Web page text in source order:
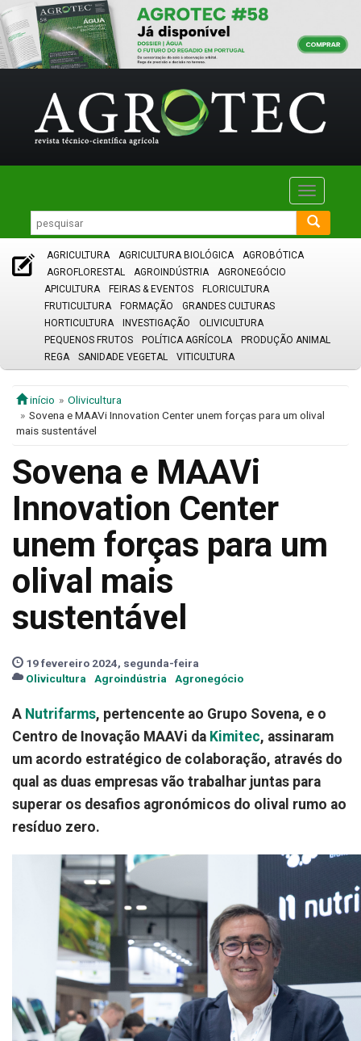
Toggle
AGRICULTURA AGRICULTURA BIOLÓGICA
AGROBÓTICA
AGROFLORESTAL
AGROINDÚSTRIA
AGRONEGÓCIO
APICULTURA
FEIRAS & EVENTOS
FLORICULTURA
FRUTICULTURA
FORMAÇÃO
GRANDES CULTURAS
HORTICULTURA
INVESTIGAÇÃO
OLIVICULTURA
PEQUENOS FRUTOS
POLÍTICA AGRÍCOLA
PRODUÇÃO ANIMAL
REGA
SANIDADE VEGETAL VITICULTURA
início
Olivicultura
Sovena e MAAVi Innovation Center unem forças para um olival
mais sustentável
Sovena e MAAVi
Innovation Center
unem forças para um
olival mais
sustentável
19 fevereiro 2024, segunda-feira
Olivicultura
Agroindústria Agronegócio
A Nutrifarms, pertencente ao Grupo Sovena, e o
Centro de Inovação MAAVi da Kimitec, assinaram
um acordo estratégico de colaboração, através do
qual as duas empresas vão trabalhar juntas para
superar os desafios agronómicos do olival rumo ao
resíduo zero.